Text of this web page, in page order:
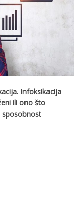
Infoksikacija
ili ono što
sposobnost